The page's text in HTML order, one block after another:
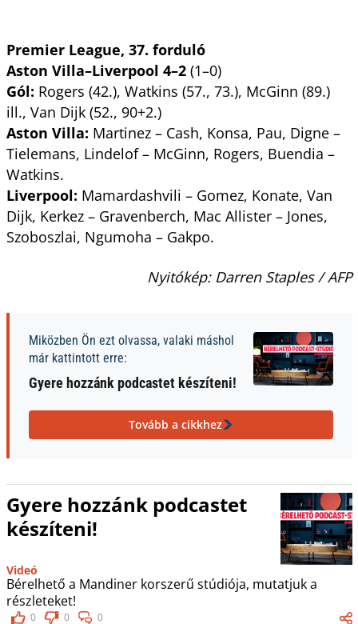
Premier League, 37. forduló
Aston Villa–Liverpool 4–2 (1–0)
Gól: Rogers (42.), Watkins (57., 73.), McGinn (89.)
ill., Van Dijk (52., 90+2.)
Aston Villa: Martinez – Cash, Konsa, Pau, Digne –
Tielemans, Lindelof – McGinn, Rogers, Buendia –
Watkins.
Liverpool: Mamardashvili – Gomez, Konate, Van
Dijk, Kerkez – Gravenberch, Mac Allister – Jones,
Szoboszlai, Ngumoha – Gakpo.
Nyitókép: Darren Staples / AFP
Miközben Ön ezt olvassa, valaki máshol
már kattintott erre:
Gyere hozzánk podcastet készíteni!
Tovább a cikkhez
Gyere hozzánk podcastet
készíteni!
Videó
Bérelhető a Mandiner korszerű stúdiója, mutatjuk a
részleteket!
0 0 0